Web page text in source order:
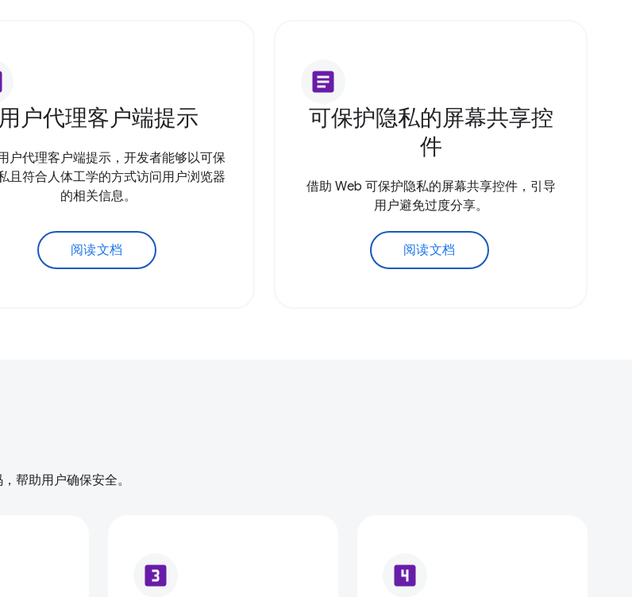
用户代理客户端提示
户代理客户端提示，开发者能够以可保
且符合人体工学的方式访问用户浏览器
的相关信息。
阅读文档
article
可保护隐私的屏幕共享控
件
借助 Web 可保护隐私的屏幕共享控件，引导
用户避免过度分享。
阅读文档
帮助用户确保安全。
looks_3 looks_4